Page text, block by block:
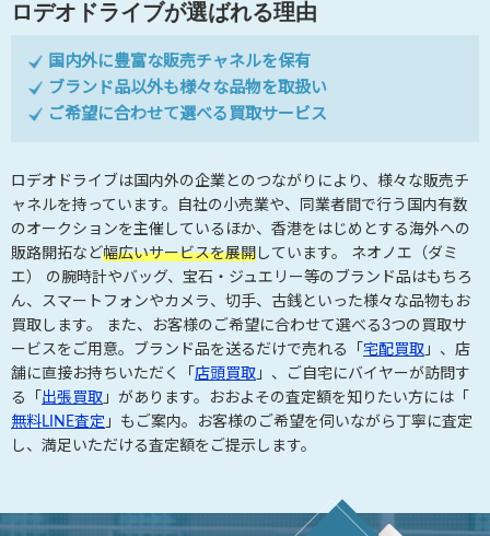
ロデオドライブが選ばれる理由
国内外に豊富な販売チャネルを保有
ブランド品以外も様々な品物を取扱い
ご希望に合わせて選べる買取サービス
ロデオドライブは国内外の企業とのつながりにより、様々な販売チ
ャネルを持っています。自社の小売業や、同業者間で行う国内有数
のオークションを主催しているほか、香港をはじめとする海外への
販路開拓など幅広いサービスを展開 しています。 ネオノエ（ダミ
エ） の腕時計やバッグ、宝石・ジュエリー等のブランド品はもちろ
ん、スマートフォンやカメラ、切手、古銭といった様々な品物もお
買取します。 また、お客様のご希望に合わせて選べる3つの買取サ
ービスをご用意。ブランド品を送るだけで売れる「 宅配買取 」、店
舗に直接お持ちいただく「 店頭買取 」、ご自宅にバイヤーが訪問す
る「 出張買取 」があります。おおよその査定額を知りたい方には「
無料LINE査定 」もご案内。お客様のご希望を伺いながら丁寧に査定
し、満足いただける査定額をご提示します。